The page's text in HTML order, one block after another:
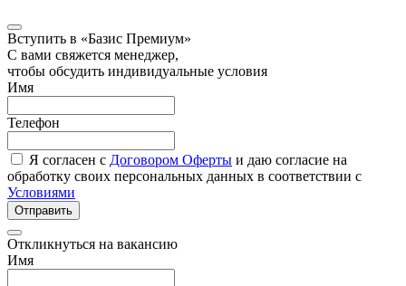
Вступить в «Базис Премиум»
С вами свяжется менеджер,
чтобы обсудить индивидуальные условия
Имя
Телефон
Я согласен с Договором Оферты и даю согласие на
обработку своих персональных данных в соответствии с
Условиями
Отправить
Откликнуться на вакансию
Имя